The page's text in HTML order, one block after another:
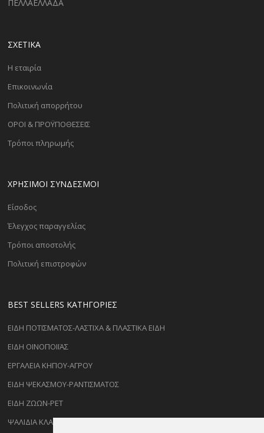
ΠΕΛΛΑΕΛΛΑΔΑ
ΣΧΕΤΙΚΑ
Η εταιρία
Επικοινωνία
Πολιτική απορρήτου
ΟΡΟΙ & ΠΡΟΫΠΟΘΕΣΕΙΣ
Τρόποι πληρωμής
ΧΡΗΣΙΜΟΙ ΣΥΝΔΕΣΜΟΙ
Είσοδος
Έλεγχος παραγγελίας
Τρόποι αποστολής
Πολιτική επιστροφών
BEST SELLERS ΚΑΤΗΓΟΡΊΕΣ
ΕΙΔΗ ΠΟΤΙΣΜΑΤΟΣ-ΛΑΣΤΙΧΑ & ΠΛΑΣΤΙΚΑ ΕΙΔΗ
ΕΙΔΗ ΟΙΝΟΠΟΙΪΑΣ
ΕΡΓΑΛΕΙΑ ΚΗΠΟΥ-ΑΓΡΟΥ
ΕΙΔΗ ΨΕΚΑΣΜΟΥ-ΡΑΝΤΙΣΜΑΤΟΣ
ΕΙΔΗ ΖΩΩΝ-PET
ΨΑΛΙΔΙΑ ΚΛΑΔΕΜΑΤΟΣ